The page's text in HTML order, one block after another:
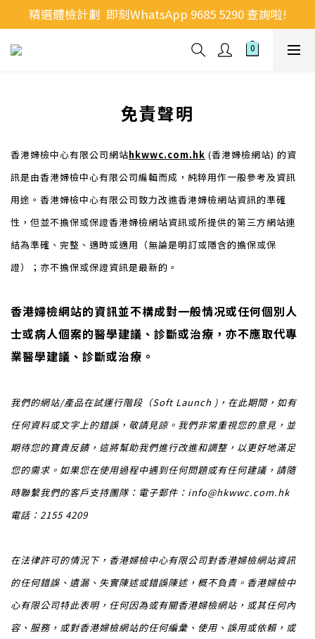
精選體檢計劃  即刻WhatsApp 9685 5290 查詢啦!
免責聲明
香港婦檢中心有限公司網站hkwwc.com.hk (香港婦檢網站) 的資
訊是由香港婦檢中心有限公司編輯而成，純粹用作一般參考及資訊
用途。香港婦檢中心有限公司致力改進香港婦檢網站資訊的準確
性，但並不擔保或保證香港婦檢網站資訊或所提供的第三方網站連
結為準確、完整、適時或適用（無論是明訂或隱含的擔保或保
證）；亦不擔保或保證資訊是最新的。
香港婦檢網站的資訊並不構成對一般情况或任何個別人
士或病人個案的醫學建議、診斷或治療，亦不應取代專
業醫學建議、診斷或治療。
我們的網站/產品在試運行階段（Soft Launch )，在此期間，如有
任何資料或文字上的錯誤，敬請見諒。我們非常重視您的意見，並
期待您的寶貴反饋，這將幫助我們進行改進和調整，以更好地滿足
您的需求。如果您在使用過程中遇到任何問題或有任何建議，請隨
時聯繫我們的客戶支持團隊：電子郵件：info@hkwwc.com.hk
電話：2155 4209
在法律許可的情況下，香港婦檢中心有限公司對香港婦檢網站資訊
的任何錯誤、遺漏、失實陳述或錯誤陳述，概不負責。香港婦檢中
心有限公司特此表明，任何因為或有關香港婦檢網站，或其任何內
容、服務，或對香港婦檢網站的任何編彙、使用、誤用或依賴，或